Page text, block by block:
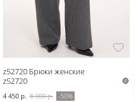
z52720 Брюки женские
z52720
4 450 р. 8 900 р. -50%